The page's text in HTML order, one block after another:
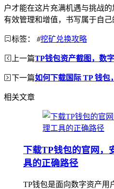
户才能在这片充满机遇与挑战
有效管理和增值，书写属于自己
标签： #挖矿兑换攻略
上一篇TP钱包资产截图，数
下一篇如何下载国际 TP 钱包
相关文章
下载TP钱包的官网，
具的正确路径
TP钱包是面向数字资产用